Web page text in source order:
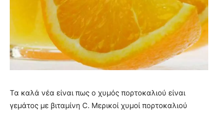
Τα καλά νέα είναι πως ο χυμός πορτοκαλιού είναι
γεμάτος με βιταμίνη C. Μερικοί χυμοί πορτοκαλιού